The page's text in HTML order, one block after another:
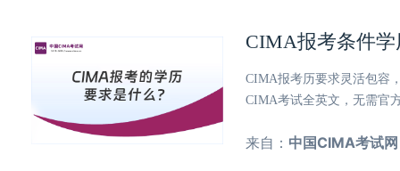
CIMA报考条件
CIMA报考历要求灵活包容
CIMA考试全英文，无需官
来自： 中国CIMA考试网